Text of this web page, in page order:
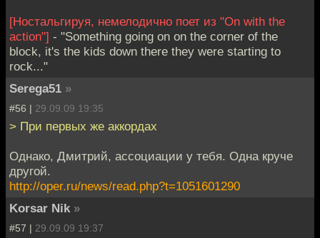
[Ностальгируя, немелодично поет из "On with the
action"] - "Something going on on the corner of the
block, it's the kids down there they were starting to
rock..."
Serega51 »
#56 | 29.09.09 19:35
> При первых же аккордах
Однако, Дмитрий, ассоциации у тебя. Одна круче
другой.
http://oper.ru/news/read.php?t=1051601290
Korsar Nik »
#57 | 29.09.09 19:37